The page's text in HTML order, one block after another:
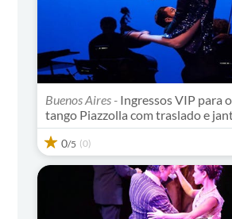
Buenos Aires - Ingressos VIP para
tango Piazzolla com traslado e
0/5 (0)